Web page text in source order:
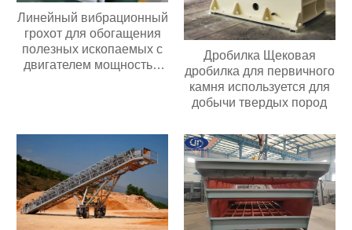
Линейный вибрационный
грохот для обогащения
полезных ископаемых с
двигателем мощностью
Дробилка Щековая
дробилка для первичного
камня используется для
добычи твердых пород